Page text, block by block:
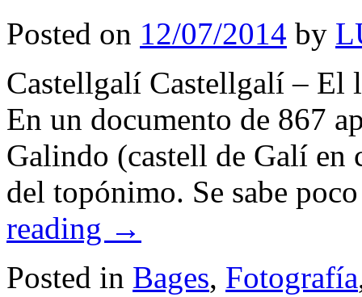
Posted on 12/07/2014 by
Castellgalí Castellgalí – El
En un documento de 867
Galindo (castell de Galí en
del topónimo. Se sabe
reading →
Posted in Bages, Fotografía